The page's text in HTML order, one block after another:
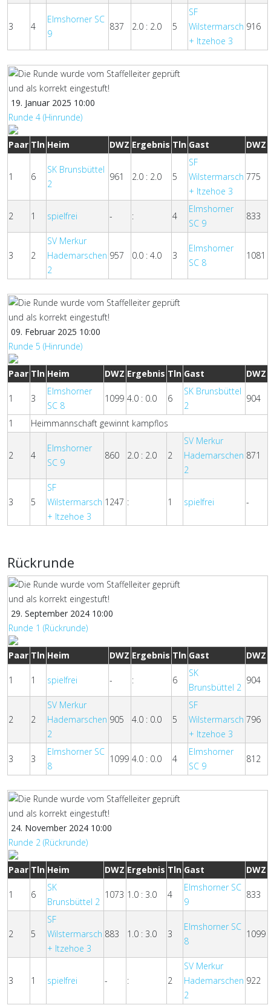
3 4
Elmshorner SC
9
837 2.0 : 2.0 5
SF
Wilstermarsch
+ Itzehoe 3
916
19. Januar 2025 10:00
Runde 4 (Hinrunde)
Paar Tln Heim DWZ Ergebnis Tln Gast DWZ
1 6
SK Brunsbüttel
2
961 2.0 : 2.0 5
SF
Wilstermarsch
+ Itzehoe 3
775
2 1 spielfrei - : 4
Elmshorner
SC 9
833
3 2
SV Merkur
Hademarschen
2
957 0.0 : 4.0 3
Elmshorner
SC 8
1081
09. Februar 2025 10:00
Runde 5 (Hinrunde)
Paar Tln Heim DWZ Ergebnis Tln Gast DWZ
1 3
Elmshorner
SC 8
1099 4.0 : 0.0 6
SK Brunsbüttel
2
904
1 Heimmannschaft gewinnt kampflos
2 4
Elmshorner
SC 9
860 2.0 : 2.0 2
SV Merkur
Hademarschen
2
871
3 5
SF
Wilstermarsch
+ Itzehoe 3
1247 : 1 spielfrei -
Rückrunde
29. September 2024 10:00
Runde 1 (Rückrunde)
Paar Tln Heim DWZ Ergebnis Tln Gast DWZ
1 1 spielfrei - : 6
SK
Brunsbüttel 2
904
2 2
SV Merkur
Hademarschen
2
905 4.0 : 0.0 5
SF
Wilstermarsch
+ Itzehoe 3
796
3 3
Elmshorner SC
8
1099 4.0 : 0.0 4
Elmshorner
SC 9
812
24. November 2024 10:00
Runde 2 (Rückrunde)
Paar Tln Heim DWZ Ergebnis Tln Gast DWZ
1 6
SK
Brunsbüttel 2
1073 1.0 : 3.0 4
Elmshorner SC
9
833
2 5
SF
Wilstermarsch
+ Itzehoe 3
883 1.0 : 3.0 3
Elmshorner SC
8
1099
3 1 spielfrei - : 2
SV Merkur
Hademarschen
2
922